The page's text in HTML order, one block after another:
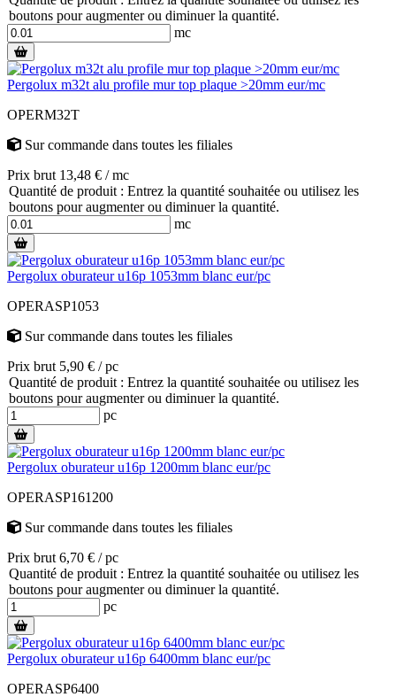
boutons pour augmenter ou diminuer la quantité.
mc
Pergolux m32t alu profile mur top plaque >20mm eur/mc
OPERM32T
Sur commande dans toutes les filiales
Prix brut 13,48 € / mc
Quantité de produit : Entrez la quantité souhaitée ou utilisez les
boutons pour augmenter ou diminuer la quantité.
mc
Pergolux oburateur u16p 1053mm blanc eur/pc
OPERASP1053
Sur commande dans toutes les filiales
Prix brut 5,90 € / pc
Quantité de produit : Entrez la quantité souhaitée ou utilisez les
boutons pour augmenter ou diminuer la quantité.
pc
Pergolux oburateur u16p 1200mm blanc eur/pc
OPERASP161200
Sur commande dans toutes les filiales
Prix brut 6,70 € / pc
Quantité de produit : Entrez la quantité souhaitée ou utilisez les
boutons pour augmenter ou diminuer la quantité.
pc
Pergolux oburateur u16p 6400mm blanc eur/pc
OPERASP6400